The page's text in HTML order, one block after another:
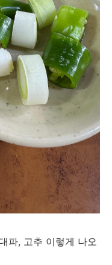
파, 고추 이렇게 나오